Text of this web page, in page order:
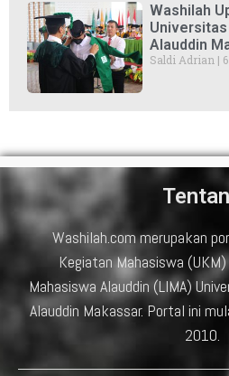
Washilah
Alauddin
Saldi Adrian
Washilah.com merupakan
Kegiatan Mahasiswa (UKM)
Mahasiswa Alauddin (LIMA)
Alauddin Makassar. Portal ini
2010.